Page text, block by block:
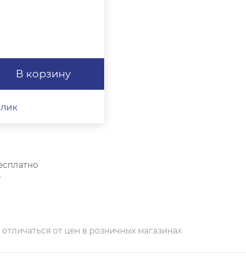
В корзину
от цен в розничных магазинах